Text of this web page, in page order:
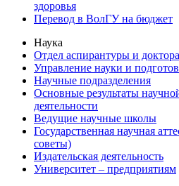
здоровья
Перевод в ВолГУ на бюджет
Наука
Отдел аспирантуры и
Управление науки и
Научные подразделения
Основные результаты
деятельности
Ведущие научные школы
Государственная научная
советы)
Издательская деятельность
Университет – предприятиям